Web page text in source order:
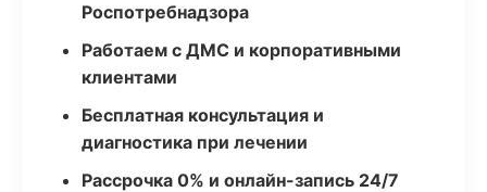
Роспотребнадзора
Работаем с ДМС и корпоративными
клиентами
Бесплатная консультация и
диагностика при лечении
Рассрочка 0% и онлайн-запись 24/7